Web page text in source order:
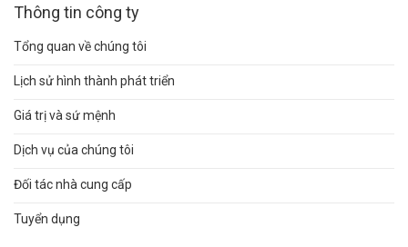
Thông tin công ty
Tổng quan về chúng tôi
Lịch sử hình thành phát triển
Giá trị và sứ mệnh
Dịch vụ của chúng tôi
Đối tác nhà cung cấp
Tuyển dụng